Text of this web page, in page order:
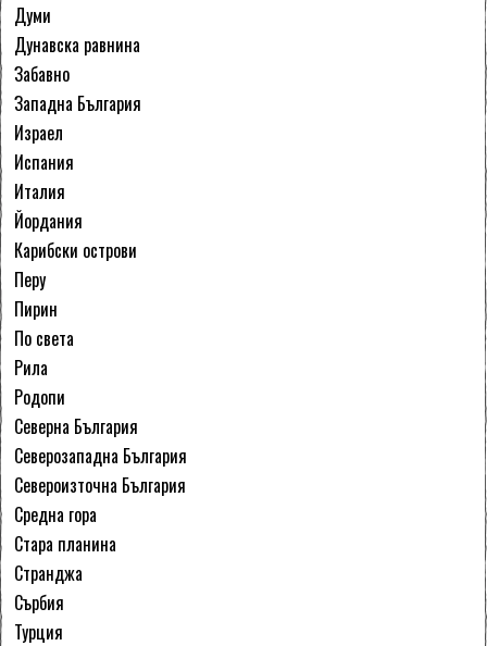
Думи
Дунавска равнина
Забавно
Западна България
Израел
Испания
Италия
Йордания
Карибски острови
Перу
Пирин
По света
Рила
Родопи
Северна България
Северозападна България
Североизточна България
Средна гора
Стара планина
Странджа
Сърбия
Турция